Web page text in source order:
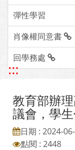
彈性學習
肖像權同意書
回學務處
:::
教育部辦
議會，學
日期 : 2024-
點閱 : 2448